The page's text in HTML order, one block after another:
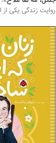
روایت زندگی یکی از